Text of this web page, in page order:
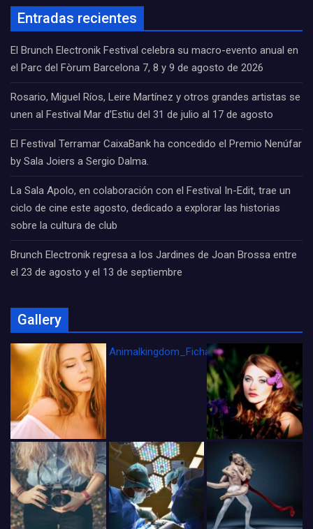
Entradas recientes
El Brunch Electronik Festival celebra su macro-evento anual en
el Parc del Fòrum Barcelona 7, 8 y 9 de agosto de 2026
Rosario, Miguel Ríos, Leire Martínez y otros grandes artistas se
unen al Festival Mar d’Estiu del 31 de julio al 17 de agosto
El Festival Terramar CaixaBank ha concedido el Premio Nenúfar
by Sala Joiers a Sergio Dalma.
La Sala Apolo, en colaboración con el Festival In-Edit, trae un
ciclo de cine este agosto, dedicado a explorar las historias
sobre la cultura de club
Brunch Electronik regresa a los Jardines de Joan Brossa entre
el 23 de agosto y el 13 de septiembre
Gallery
Animalkingdom_FichaCine